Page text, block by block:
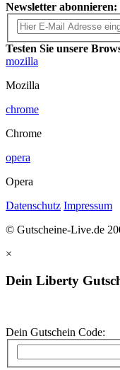
Newsletter abonnieren:
Testen Sie unsere
mozilla
Mozilla
chrome
Chrome
opera
Opera
Datenschutz Impressum
© Gutscheine-Live.de
×
Dein Liberty
Dein Gutschein Code: